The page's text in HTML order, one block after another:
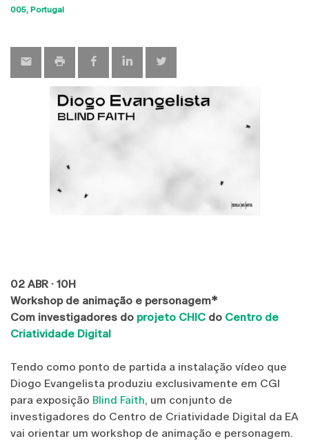
005 Portugal
02 ABR · 10H
Workshop de animação e personagem*
Com investigadores do projeto CHIC do Centro de
Criatividade Digital
Tendo como ponto de partida a instalação vídeo que
Diogo Evangelista produziu exclusivamente em CGI
para exposição Blind Faith, um conjunto de
investigadores do Centro de Criatividade Digital da EA
vai orientar um workshop de animação e personagem.